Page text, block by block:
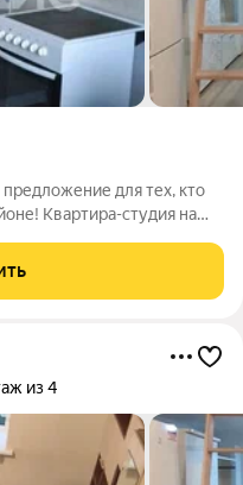
для тех, кто
Квартира-студия на
Преимущества: - 25, 5
из 4